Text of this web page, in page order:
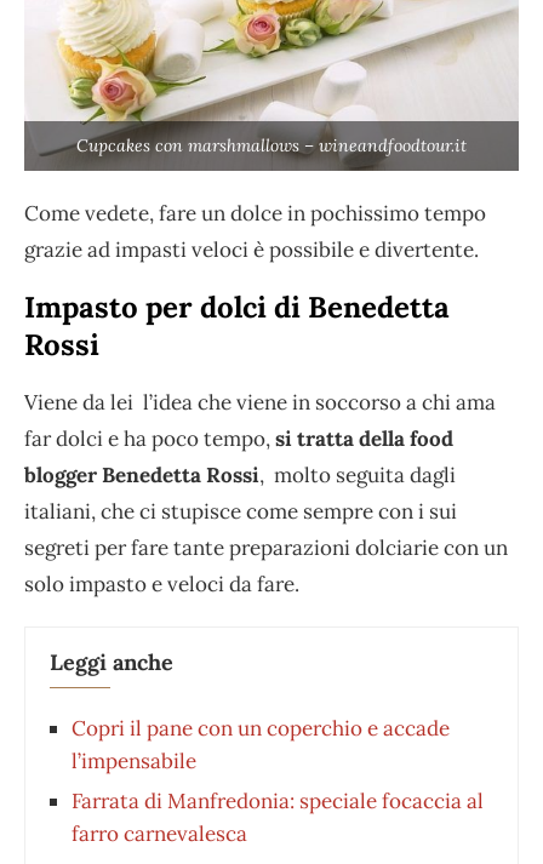
Cupcakes con marshmallows – wineandfoodtour.it
Come vedete, fare un dolce in pochissimo tempo
grazie ad impasti veloci è possibile e divertente.
Impasto per dolci di Benedetta
Rossi
Viene da lei l’idea che viene in soccorso a chi ama
far dolci e ha poco tempo,si tratta della food
blogger Benedetta Rossi, molto seguita dagli
italiani, che ci stupisce come sempre con i sui
segreti per fare tante preparazioni dolciarie con un
solo impasto e veloci da fare.
Leggi anche
Copri il pane con un coperchio e accade
l’impensabile
Farrata di Manfredonia: speciale focaccia al
farro carnevalesca